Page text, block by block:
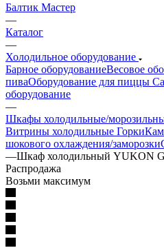
Балтик Мастер
—
Каталог
—
Холодильное оборудование
Барное оборудованиеВесовое
пиваОборудование для пиццы
оборудование
—
Шкафы холодильные/
Витрины холодильные Горки
шокового охлаждения/заморозки
—Шкаф холодильный YUKON
Распродажа
Возьми максимум